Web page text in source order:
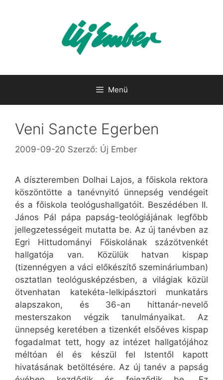
Menü
Veni Sancte Egerben
2009-09-20 Szerző: Új Ember
A díszteremben Dolhai Lajos, a főiskola rektora
köszöntötte a tanévnyitó ünnepség vendégeit
és a főiskola teológushallgatóit. Beszédében II.
János Pál pápa papság-teológiájának legfőbb
jellegzetességeit mutatta be. Az új tanévben az
Egri Hittudományi Főiskolának százötvenkét
hallgatója van. Közülük hatvan kispap
(tizennégyen a váci előkészítő szemináriumban)
osztatlan teológusképzésben, a világiak közül
ötvenhatan katekéta-lelkipásztori munkatárs
alapszakon, és 36-an hittanár-nevelő
mesterszakon végzik tanulmányaikat. Az
ünnepség keretében a tizenkét elsőéves kispap
fogadalmat tett, hogy az intézet hallgatójához
méltóan él és készül fel Istentől kapott
hivatásának betöltésére. Az új tanév a papság